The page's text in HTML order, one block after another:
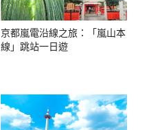
京都嵐電沿線之旅：「嵐山本
線」跳站一日遊